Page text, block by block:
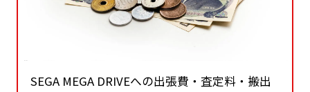
SEGA MEGA DRIVEへの出張費・査定料・搬出